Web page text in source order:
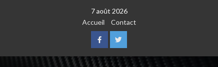
7 août 2026
Accueil
Contact
FacebookTwitter